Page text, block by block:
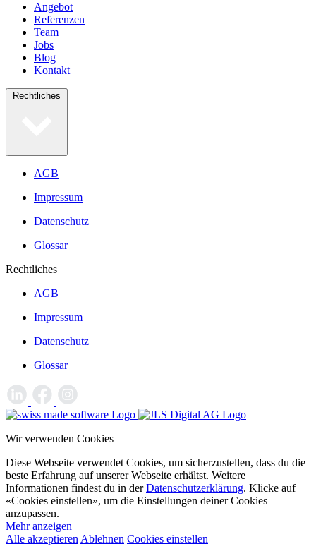
Angebot
Referenzen
Team
Jobs
Blog
Kontakt
Rechtliches
AGB
Impressum
Datenschutz
Glossar
Rechtliches
AGB
Impressum
Datenschutz
Glossar
Wir verwenden Cookies
Diese Webseite verwendet Cookies, um sicherzustellen, dass du die
beste Erfahrung auf unserer Webseite erhältst. Weitere
Informationen findest du in derDatenschutzerklärung. Klicke auf
«Cookies einstellen», um die Einstellungen deiner Cookies
anzupassen.
Mehr anzeigen
Alle akzeptieren Ablehnen Cookies einstellen